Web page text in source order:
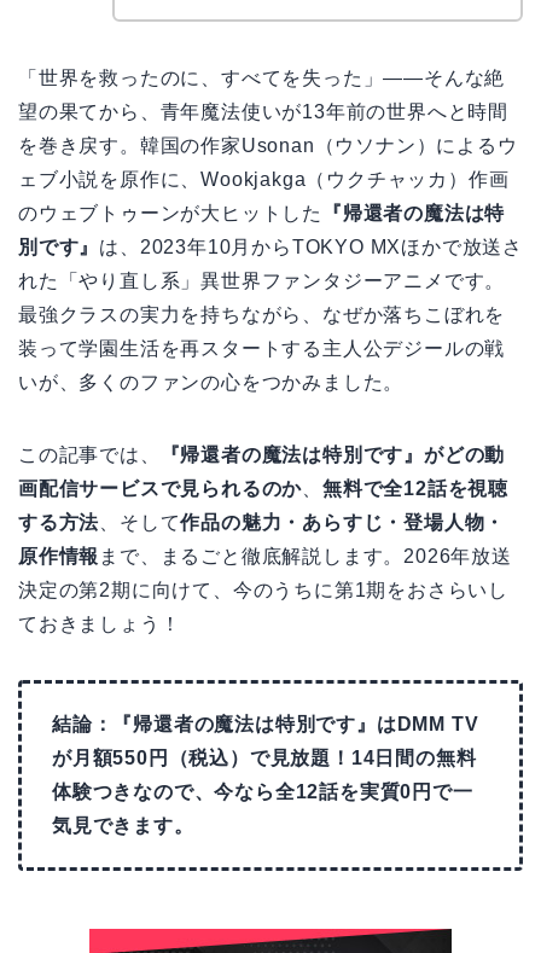
「世界を救ったのに、すべてを失った」――そんな絶
望の果てから、青年魔法使いが13年前の世界へと時間
を巻き戻す。韓国の作家Usonan（ウソナン）によるウ
ェブ小説を原作に、Wookjakga（ウクチャッカ）作画
のウェブトゥーンが大ヒットした
『帰還者の魔法は特
別です』 は、2023年10月からTOKYO MXほかで放送さ
れた「やり直し系」異世界ファンタジーアニメです。
最強クラスの実力を持ちながら、なぜか落ちこぼれを
装って学園生活を再スタートする主人公デジールの戦
いが、多くのファンの心をつかみました。
この記事では、
『帰還者の魔法は特別です』がどの動
画配信サービスで見られるのか 、無料で全12話を視聴
する方法 、そして作品の魅力・あらすじ・登場人物・
原作情報 まで、まるごと徹底解説します。2026年放送
決定の第2期に向けて、今のうちに第1期をおさらいし
ておきましょう！
結論：『帰還者の魔法は特別です』はDMM TV
が月額550円（税込）で見放題！14日間の無料
体験つきなので、今なら全12話を実質0円で一
気見できます。